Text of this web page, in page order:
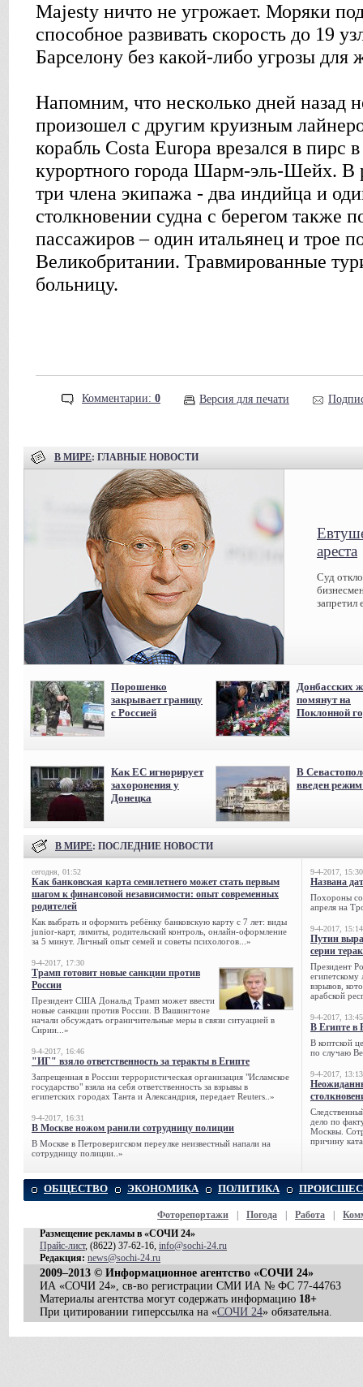
Majesty ничто не угрожает. Моряки
способное развивать скорость до 19
Барселону без какой-либо угрозы для
Напомним, что несколько дней назад
произошел с другим круизным
корабль Costa Europa врезался в пирс
курортного города Шарм-эль-Шейх. В
три члена экипажа - два индийца и
столкновении судна с берегом также
пассажиров – один итальянец и трое
Великобритании. Травмированные
больницу.
Комментарии: 0 Версия для печати
В МИРЕ: ГЛАВНЫЕ НОВОСТИ
ареста
Суд
запретил
Порошенко
закрывает границу
с Россией
Донбасских
помянут на
Поклонной
Как ЕС игнорирует
захоронения у
Донецка
В
введен
В МИРЕ: ПОСЛЕДНИЕ НОВОСТИ
сегодня, 01:52
Как банковская карта семилетнего может стать первым
шагом к финансовой независимости: опыт современных
родителей
Как выбрать и оформить ребёнку банковскую карту с 7 лет: виды
junior-карт, лимиты, родительский контроль, онлайн-оформление
за 5 минут. Личный опыт семей и советы психологов...»
9-4-2017, 17:30
Трамп готовит новые санкции против
России
Президент США Дональд Трамп может ввести
новые санкции против России. В Вашингтоне
начали обсуждать ограничительные меры в связи ситуацией в
Сирии...»
9-4-2017, 16:46
"ИГ" взяло ответственность за теракты в Египте
Запрещенная в России террористическая организация "Исламское
государство" взяла на себя ответственность за взрывы в
египетских городах Танта и Александрия, передает Reuters..»
9-4-2017, 16:31
В Москве ножом ранили сотрудницу полиции
В Москве в Петроверигском переулке неизвестный напали на
сотрудницу полиции..»
9-4-2017, 15:30
Названа
Похороны
апреля на
9-4-2017, 15:14
Путин
серии
Президент
египетскому
взрывов,
арабской
9-4-2017, 13:45
В Египте в
В коптской
по случаю
9-4-2017, 13:13
дело по
Москвы.
причину
ОБЩЕСТВО ЭКОНОМИКА ПОЛИТИКА
Фоторепортажи Погода Работа
Размещение рекламы в «СОЧИ 24»
Прайс-лист, (8622) 37-62-16, info@sochi-24.ru
Редакция: news@sochi-24.ru
2009–2013 © Информационное агентство «СОЧИ 24»
ИА «СОЧИ 24», св-во регистрации СМИ ИА № ФС 77-44763
Материалы агентства могут содержать информацию 18+
При цитировании гиперссылка на «СОЧИ 24» обязательна.